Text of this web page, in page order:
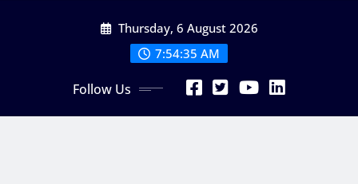
Thursday, 6 August 2026
7:54:36 AM
Follow Us